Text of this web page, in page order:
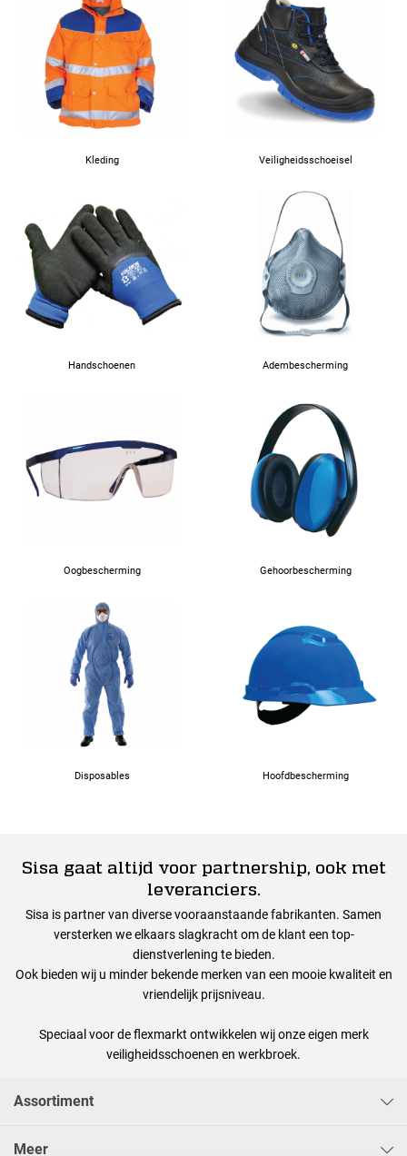
Kleding Veiligheidsschoeisel
Handschoenen Adembescherming
Oogbescherming Gehoorbescherming
Disposables Hoofdbescherming
Sisa gaat altijd voor partnership, ook met
leveranciers.
Sisa is partner van diverse vooraanstaande fabrikanten. Samen
versterken we elkaars slagkracht om de klant een top-
dienstverlening te bieden.
Ook bieden wij u minder bekende merken van een mooie kwaliteit en
vriendelijk prijsniveau.
Speciaal voor de flexmarkt ontwikkelen wij onze eigen merk
veiligheidsschoenen en werkbroek.
Assortiment
Meer